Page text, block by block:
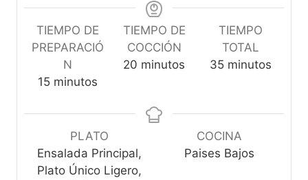
TIEMPO DE
PREPARACIÓ
N
15m
n
t
o
minutos
TIEMPO DE
COCCIÓN
20 m
o
s
minutos
TIEMPO
TOTAL
35m
u
t
o
minutos
PLATO
Ensalada Principal,
Plato Único Ligero,
COCINA
Paises Bajos